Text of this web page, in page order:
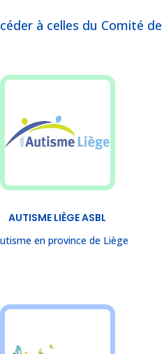
à celles du Comité
AUTISME LIÈGE ASBL
en province de Liège